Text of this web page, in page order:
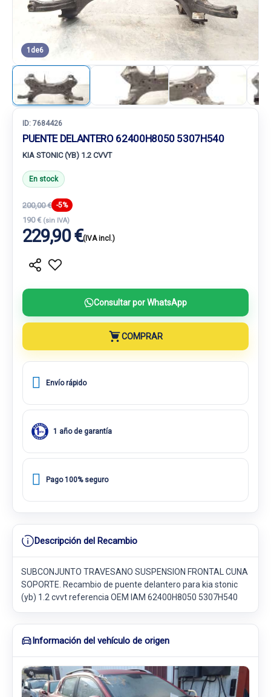
1 de6
ID: 7684426
PUENTE DELANTERO 62400H8050 5307H540
KIA STONIC (YB) 1.2 CVVT
En stock
200,00 € -5%
190 € (sin IVA)
229,90 €(IVA incl.)
Consultar por WhatsApp
COMPRAR
Envío rápido
1 año de garantía
Pago 100% seguro
Descripción del Recambio
SUBCONJUNTO TRAVESANO SUSPENSION FRONTAL CUNA
SOPORTE. Recambio de puente delantero para kia stonic
(yb) 1.2 cvvt referencia OEM IAM 62400H8050 5307H540
Información del vehículo de origen